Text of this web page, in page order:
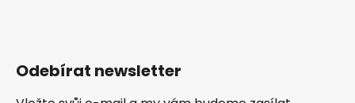
Odebírat newsletter